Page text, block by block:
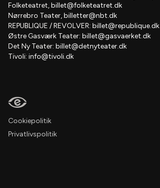
Folketeatret,billet@folketeatret.dk
Nørrebro Teater,billetter@nbt.dk
REPUBLIQUE / REVOLVER: billet@republique.dk
Østre Gasværk Teater: billet@gasvaerket.dk
Det Ny Teater: billet@detnyteater.dk
Tivoli: info@tivoli.dk
Cookiepolitik
Privatlivspolitik